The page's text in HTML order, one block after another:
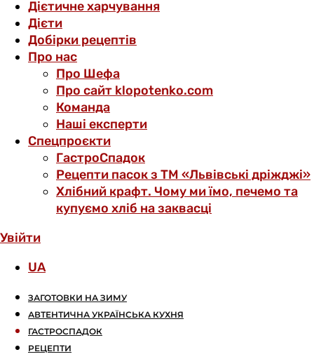
Дієтичне харчування
Дієти
Добірки рецептів
Про нас
Про Шефа
Про сайт klopotenko.com
Команда
Наші експерти
Спецпроєкти
ГастроСпадок
Рецепти пасок з ТМ «Львівські дріжджі»
Хлібний крафт. Чому ми їмо, печемо та
купуємо хліб на заквасці
Увійти
UA
ЗАГОТОВКИ НА ЗИМУ
АВТЕНТИЧНА УКРАЇНСЬКА КУХНЯ
ГАСТРОСПАДОК
РЕЦЕПТИ